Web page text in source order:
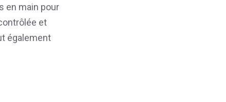
en main pour
et
également